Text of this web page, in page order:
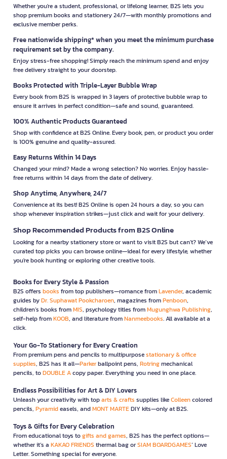
Whether you're a student, professional, or lifelong learner, B2S lets you
shop premium books and stationery 24/7—with monthly promotions and
exclusive member perks.
Free nationwide shipping* when you meet the minimum purchase
requirement set by the company.
Enjoy stress-free shopping! Simply reach the minimum spend and enjoy
free delivery straight to your doorstep.
Books Protected with Triple-Layer Bubble Wrap
Every book from B2S is wrapped in 3 layers of protective bubble wrap to
ensure it arrives in perfect condition—safe and sound, guaranteed.
100% Authentic Products Guaranteed
Shop with confidence at B2S Online. Every book, pen, or product you order
is 100% genuine and quality-assured.
Easy Returns Within 14 Days
Changed your mind? Made a wrong selection? No worries. Enjoy hassle-
free returns within 14 days from the date of delivery.
Shop Anytime, Anywhere, 24/7
Convenience at its best! B2S Online is open 24 hours a day, so you can
shop whenever inspiration strikes—just click and wait for your delivery.
Shop Recommended Products from B2S Online
Looking for a nearby stationery store or want to visit B2S but can't? We’ve
curated top picks you can browse online—ideal for every lifestyle, whether
you're book hunting or exploring other creative tools.
Books for Every Style & Passion
B2S offers books from top publishers—romance fromLavender, academic
guides byDr. Suphawat Pookcharoen, magazines fromPenboon,
children’s books fromMIS, psychology titles fromMugunghwa Publishing,
self-help fromKOOB, and literature fromNanmeebooks. All available at a
click.
Your Go-To Stationery for Every Creation
From premium pens and pencils to multipurposestationary & office
supplies, B2S has it all—Parkerballpoint pens, Rotringmechanical
pencils, toDOUBLE Acopy paper. Everything you need in one place.
Endless Possibilities for Art & DIY Lovers
Unleash your creativity with toparts & crafts supplies likeColleencolored
pencils, Pyramideasels, andMONT MARTEDIY kits—only at B2S.
Toys & Gifts for Every Celebration
From educational toys togifts and games, B2S has the perfect options—
whether it’s a KAKAO FRIENDS thermal bag orSIAM BOARDGAMES’ Love
Letter. Something special for everyone.